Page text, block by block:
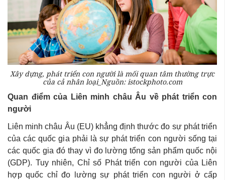
Xây dựng, phát triển con người là mối quan tâm thường trực
của cả nhân loại_Nguồn: istockphoto.com
Quan điểm của Liên minh châu Âu về phát triển con
người
Liên minh châu Âu (EU) khẳng định thước đo sự phát triển
của các quốc gia phải là sự phát triển con người sống tại
các quốc gia đó thay vì đo lường tổng sản phẩm quốc nội
(GDP). Tuy nhiên, Chỉ số Phát triển con người của Liên
hợp quốc chỉ đo lường sự phát triển con người ở cấp